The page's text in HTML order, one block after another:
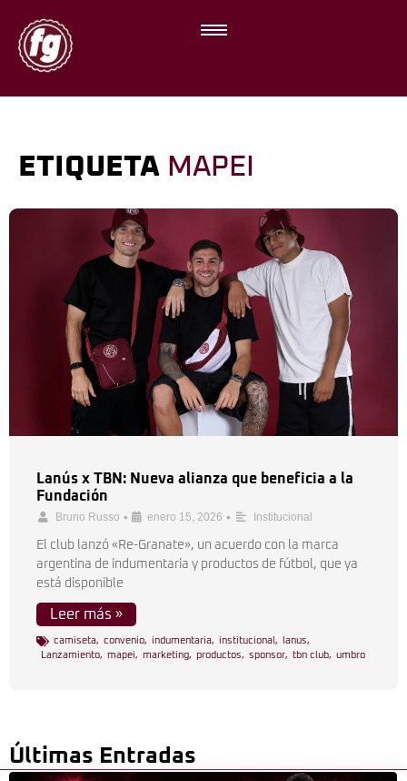
ETIQUETA MAPEI
Lanús x TBN: Nueva alianza que beneficia a la
Fundación
Bruno Russo • enero 15, 2026 • Institucional
El club lanzó «Re-Granate», un acuerdo con la marca
argentina de indumentaria y productos de fútbol, que ya
está disponible
Leer más »
camiseta, convenio, indumentaria, institucional , lanus,
Lanzamiento, mapei, marketing, productos, sponsor, tbn club, umbro
Últimas Entradas